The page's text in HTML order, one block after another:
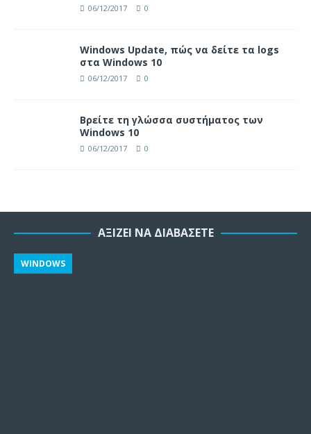
06/12/2017 0
Windows Update, πώς να δείτε τα logs
στα Windows 10
06/12/2017 0
Βρείτε τη γλώσσα συστήματος των
Windows 10
06/12/2017 0
ΑΞΊΖΕΙ ΝΑ ΔΙΑΒΆΣΕΤΕ
WINDOWS